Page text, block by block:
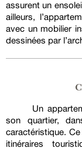
assurent un
ailleurs,
avec un mobilier
dessinées par
Un
son quartier,
caractéristique.
itinéraires